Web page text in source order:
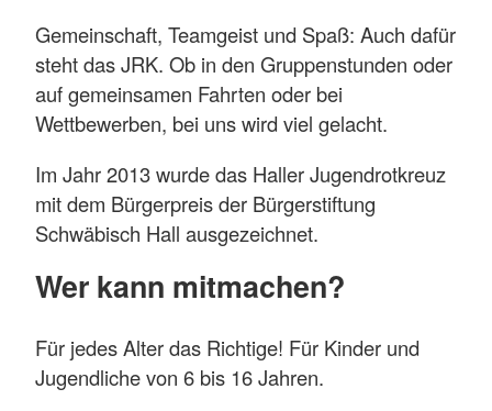
Gemeinschaft, Teamgeist und Spaß: Auch dafür
steht das JRK. Ob in den Gruppenstunden oder
auf gemeinsamen Fahrten oder bei
Wettbewerben, bei uns wird viel gelacht.
Im Jahr 2013 wurde das Haller Jugendrotkreuz
mit dem Bürgerpreis der Bürgerstiftung
Schwäbisch Hall ausgezeichnet.
Wer kann mitmachen?
Für jedes Alter das Richtige! Für Kinder und
Jugendliche von 6 bis 16 Jahren.